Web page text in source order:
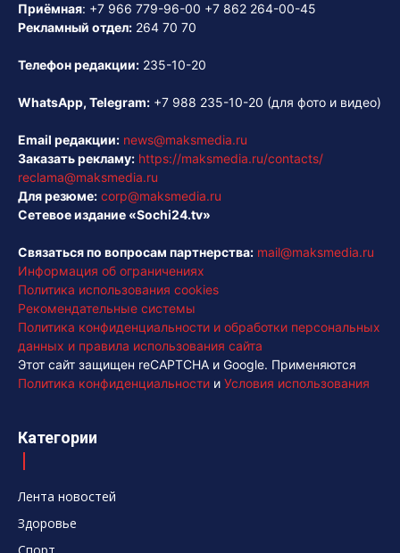
Приёмная: +7 966 779-96-00 +7 862 264-00-45
Рекламный отдел: 264 70 70
Телефон редакции: 235-10-20
WhatsApp, Telegram: +7 988 235-10-20 (для фото и видео)
Email редакции: news@maksmedia.ru
Заказать рекламу: https://maksmedia.ru/contacts/
reclama@maksmedia.ru
Для резюме: corp@maksmedia.ru
Сетевое издание «Sochi24.tv»
Связаться по вопросам партнерства: mail@maksmedia.ru
Информация об ограничениях
Политика использования cookies
Рекомендательные системы
Политика конфиденциальности и обработки персональных
данных и правила использования сайта
Этот сайт защищен reCAPTCHA и Google. Применяются
Политика конфиденциальности и Условия использования
Категории
Лента новостей
Здоровье